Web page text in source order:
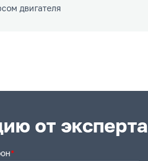
двигателя
от эксперта
*